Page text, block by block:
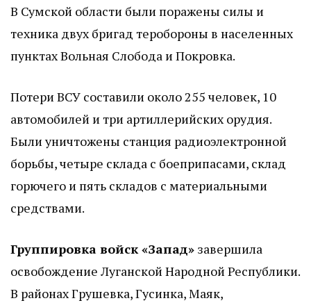
В Сумской области были поражены силы и
техника двух бригад теробороны в населенных
пунктах Вольная Слобода и Покровка.
Потери ВСУ составили около 255 человек, 10
автомобилей и три артиллерийских орудия.
Были уничтожены станция радиоэлектронной
борьбы, четыре склада с боеприпасами, склад
горючего и пять складов с материальными
средствами.
Группировка войск «Запад» завершила
освобождение Луганской Народной Республики.
В районах Грушевка, Гусинка, Маяк,